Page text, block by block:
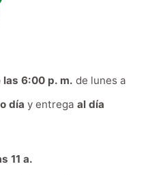
las 6:00 p. m. de lunes a
día y entrega al día
11 a.